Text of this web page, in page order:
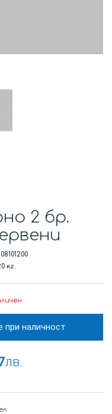
2 бр.
кг.
при наличност
лв.